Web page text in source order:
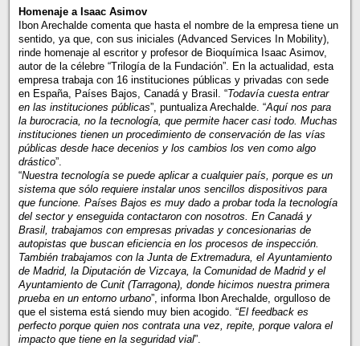
Homenaje a Isaac Asimov
Ibon Arechalde comenta que hasta el nombre de la empresa tiene un
sentido, ya que, con sus iniciales (Advanced Services In Mobility),
rinde homenaje al escritor y profesor de Bioquímica Isaac Asimov,
autor de la célebre “Trilogía de la Fundación”. En la actualidad, esta
empresa trabaja con 16 instituciones públicas y privadas con sede
en España, Países Bajos, Canadá y Brasil. “Todavía cuesta entrar
en las instituciones públicas”, puntualiza Arechalde. “Aquí nos para
la burocracia, no la tecnología, que permite hacer casi todo. Muchas
instituciones tienen un procedimiento de conservación de las vías
públicas desde hace decenios y los cambios los ven como algo
drástico”.
“Nuestra tecnología se puede aplicar a cualquier país, porque es un
sistema que sólo requiere instalar unos sencillos dispositivos para
que funcione. Países Bajos es muy dado a probar toda la tecnología
del sector y enseguida contactaron con nosotros. En Canadá y
Brasil, trabajamos con empresas privadas y concesionarias de
autopistas que buscan eficiencia en los procesos de inspección.
También trabajamos con la Junta de Extremadura, el Ayuntamiento
de Madrid, la Diputación de Vizcaya, la Comunidad de Madrid y el
Ayuntamiento de Cunit (Tarragona), donde hicimos nuestra primera
prueba en un entorno urbano”, informa Ibon Arechalde, orgulloso de
que el sistema está siendo muy bien acogido. “El feedback es
perfecto porque quien nos contrata una vez, repite, porque valora el
impacto que tiene en la seguridad vial”.